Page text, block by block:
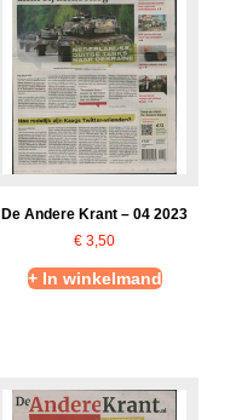
De Andere Krant – 04 2023
€ 3,50
+ In winkelmand